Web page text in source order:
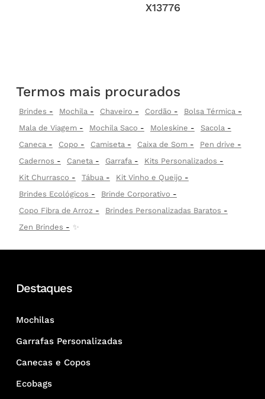
X13776
Termos mais procurados
Brindes Mochila Chaveiro Cordão
Bolsa Térmica
Mala de Viagem
Mochila Saco Moleskine
Sacola
Caneca
Copo Camiseta Caixa de Som
Pen drive
Cadernos
Caneta Garrafa
Kits Personalizados
Kit Churrasco
Tábua
Kit Vinho e Queijo
Brindes Ecológicos
Brinde Corporativo
Copo Fibra de Arroz
Brindes Personalizadas Baratos
Zen Brindes
✨
Destaques
Mochilas
Garrafas Personalizadas
Canecas e Copos
Ecobags